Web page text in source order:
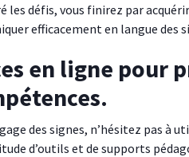
défis, vous finirez par
efficacement en langue des
en ligne pour
des signes, n’hésitez pas à
d’outils et de supports